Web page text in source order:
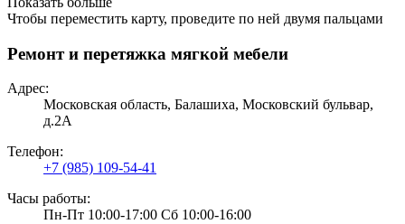
Чтобы переместить карту, проведите по ней двумя пальцами
Ремонт и перетяжка мягкой мебели
Адрес:
Московская область, Балашиха, Московский бульвар,
д.2А
Телефон:
+7 (985) 109-54-41
Часы работы:
Пн-Пт 10:00-17:00 Сб 10:00-16:00